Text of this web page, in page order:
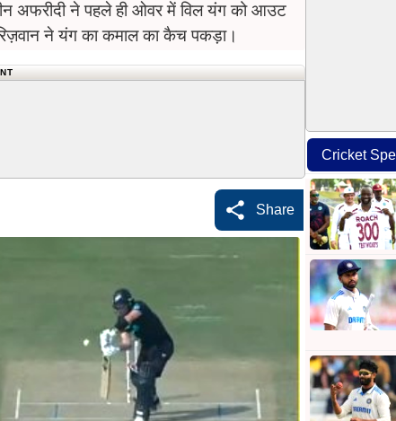
अफरीदी ने पहले ही ओवर में विल यंग को आउट
ने यंग का कमाल का कैच पकड़ा।
Share
Cricket